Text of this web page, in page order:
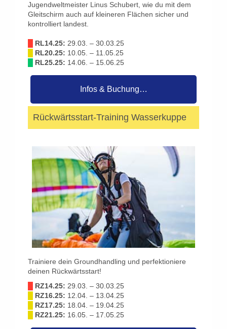
Jugendweltmeister Linus Schubert, wie du mit dem
Gleitschirm auch auf kleineren Flächen sicher und
kontrolliert landest.
RL14.25: 29.03. – 30.03.25
RL20.25: 10.05. – 11.05.25
RL25.25: 14.06. – 15.06.25
Infos & Buchung…
Rückwärtsstart-Training Wasserkuppe
Trainiere dein Groundhandling und perfektioniere
deinen Rückwärtsstart!
RZ14.25: 29.03. – 30.03.25
RZ16.25: 12.04. – 13.04.25
RZ17.25: 18.04. – 19.04.25
RZ21.25: 16.05. – 17.05.25